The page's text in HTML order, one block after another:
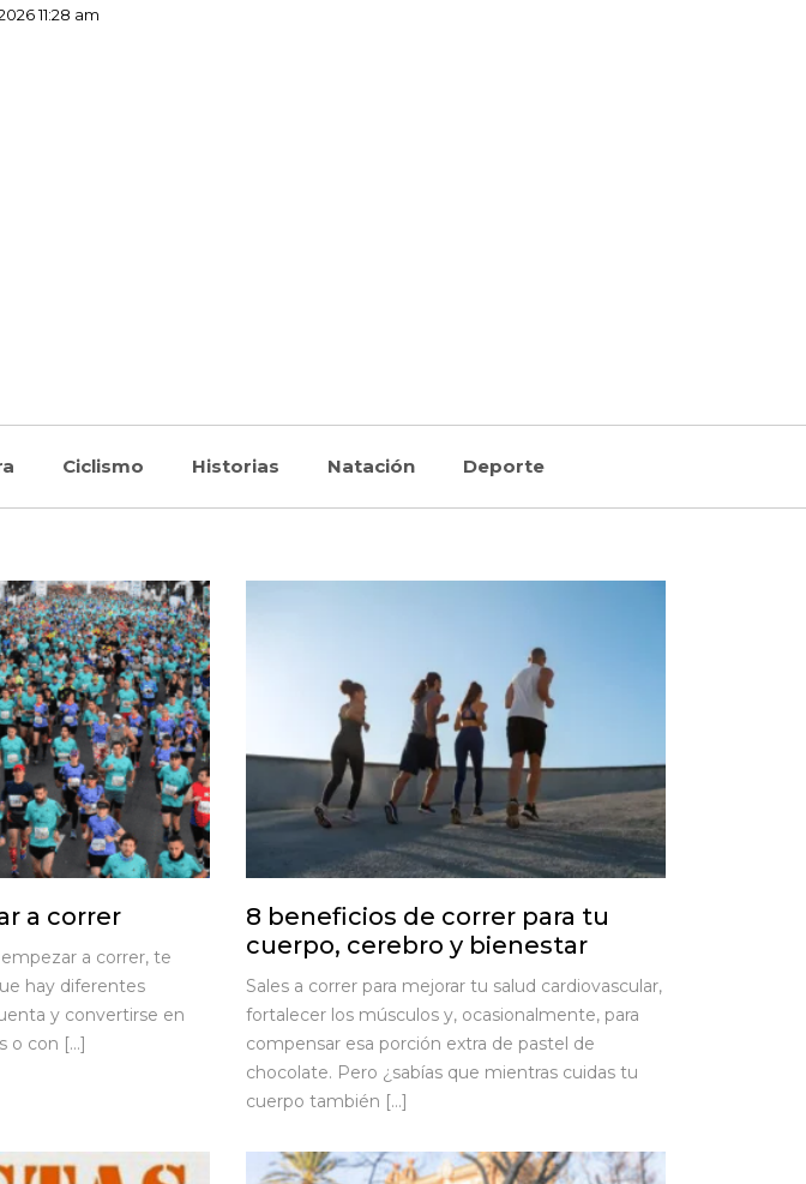
11:28 am
Ciclismo Historias Natación Deporte
a correr
a correr, te
hay diferentes
y convertirse en
o con […]
8 beneficios de correr para tu
cuerpo, cerebro y bienestar
Sales a correr para mejorar tu salud cardiovascular,
fortalecer los músculos y, ocasionalmente, para
compensar esa porción extra de pastel de
chocolate. Pero ¿sabías que mientras cuidas tu
cuerpo también […]